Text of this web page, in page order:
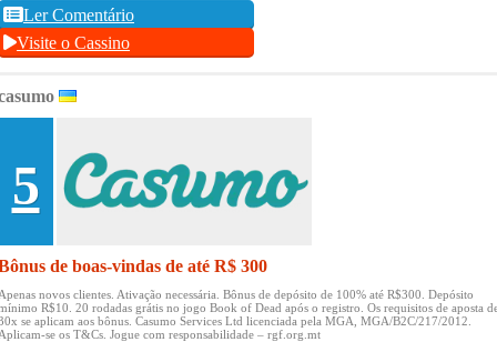
Ler Comentário
Visite o Cassino
5
de boas-vindas de até R$ 300
novos clientes. Ativação necessária. Bônus de depósito de 100% até R$300. Depósito
R$10. 20 rodadas grátis no jogo Book of Dead após o registro. Os requisitos de aposta
se aplicam aos bônus. Casumo Services Ltd licenciada pela MGA, MGA/B2C/217/2012.
se os T&Cs. Jogue com responsabilidade – rgf.org.mt